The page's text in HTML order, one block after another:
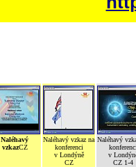
Naléhavý
vzkazCZ
Naléhavý vzkaz na
konferenci
v Londýně
CZ
Naléhavý
v
CZ 1-4